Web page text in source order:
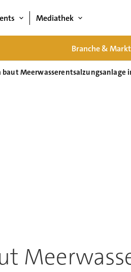
Mediathek
Branche & Markt
baut Meerwasserentsalzungsanlage